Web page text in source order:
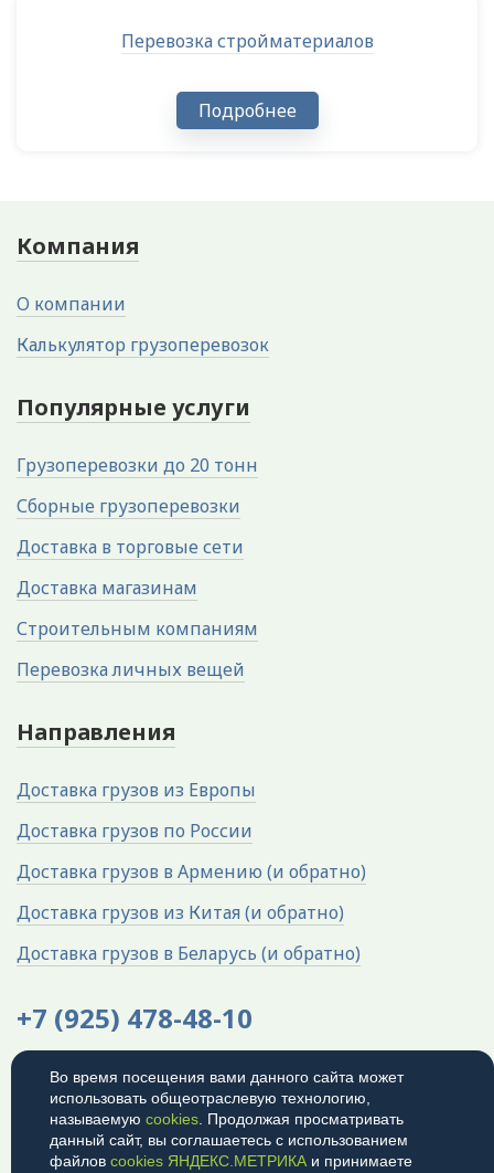
Перевозка стройматериалов
Подробнее
Компания
О компании
Калькулятор грузоперевозок
Популярные услуги
Грузоперевозки до 20 тонн
Сборные грузоперевозки
Доставка в торговые сети
Доставка магазинам
Строительным компаниям
Перевозка личных вещей
Направления
Доставка грузов из Европы
Доставка грузов по России
Доставка грузов в Армению (и обратно)
Доставка грузов из Китая (и обратно)
Доставка грузов в Беларусь (и обратно)
+7 (925) 478-48-10
Обручева, 4к3, п.1
Время работы: 9:00 - 18:00 (мск)
© 2026Политика
конфиденциальности
Во время посещения вами данного сайта может
использовать общеотраслевую технологию,
называемую cookies . Продолжая просматривать
данный сайт, вы соглашаетесь с использованием
файлов cookies ЯНДЕКС.МЕТРИКА и принимаете